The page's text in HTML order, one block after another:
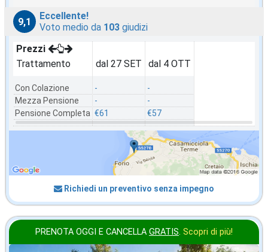
9,1
Eccellente!
Voto medio da 103 giudizi
Prezzi
Trattamento
Con Colazione
Mezza Pensione
Pensione Completa
dal 27 SET
-
-
€61
dal 4 OTT
-
-
€57
Richiedi un preventivo senza impegno
PRENOTA OGGI E CANCELLA GRATIS. Scopri di più!